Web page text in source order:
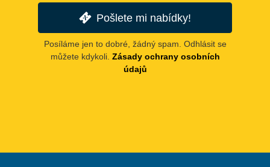
Pošlete mi nabídky!
Posíláme jen to dobré, žádný spam. Odhlásit se
můžete kdykoli. Zásady ochrany osobních
údajů